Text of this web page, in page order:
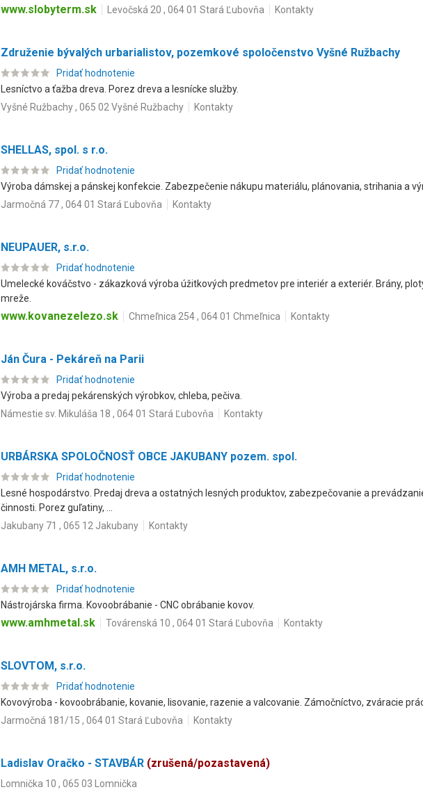
www.slobyterm.sk Levočská 20 , 064 01 Stará Ľubovňa Kontakty
Združenie bývalých urbarialistov, pozemkové spoločenstvo Vyšné Ružbachy
Pridať hodnotenie
Lesníctvo a ťažba dreva. Porez dreva a lesnícke služby.
Vyšné Ružbachy , 065 02 Vyšné Ružbachy
Kontakty
SHELLAS, spol. s r.o.
Pridať hodnotenie
Výroba dámskej a pánskej konfekcie. Zabezpečenie nákupu materiálu, plánovania, strihania a
Jarmočná 77 , 064 01 Stará Ľubovňa
Kontakty
NEUPAUER, s.r.o.
Pridať hodnotenie
Umelecké kováčstvo - zákazková výroba úžitkových predmetov pre interiér a exteriér. Brány,
mreže.
www.kovanezelezo.sk Chmeľnica 254 , 064 01 Chmeľnica Kontakty
Ján Čura - Pekáreň na Parii
Pridať hodnotenie
Výroba a predaj pekárenských výrobkov, chleba, pečiva.
Námestie sv. Mikuláša 18 , 064 01 Stará Ľubovňa
Kontakty
URBÁRSKA SPOLOČNOSŤ OBCE JAKUBANY pozem. spol.
Pridať hodnotenie
Lesné hospodárstvo. Predaj dreva a ostatných lesných produktov, zabezpečovanie a
činnosti. Porez guľatiny, ...
Jakubany 71 , 065 12 Jakubany
Kontakty
AMH METAL, s.r.o.
Pridať hodnotenie
Nástrojárska firma. Kovoobrábanie - CNC obrábanie kovov.
www.amhmetal.sk Továrenská 10 , 064 01 Stará Ľubovňa Kontakty
SLOVTOM, s.r.o.
Pridať hodnotenie
Kovovýroba - kovoobrábanie, kovanie, lisovanie, razenie a valcovanie. Zámočníctvo, zváracie
Jarmočná 181/15 , 064 01 Stará Ľubovňa
Kontakty
Ladislav Oračko - STAVBÁR (zrušená/pozastavená)
Lomnička 10 , 065 03 Lomnička